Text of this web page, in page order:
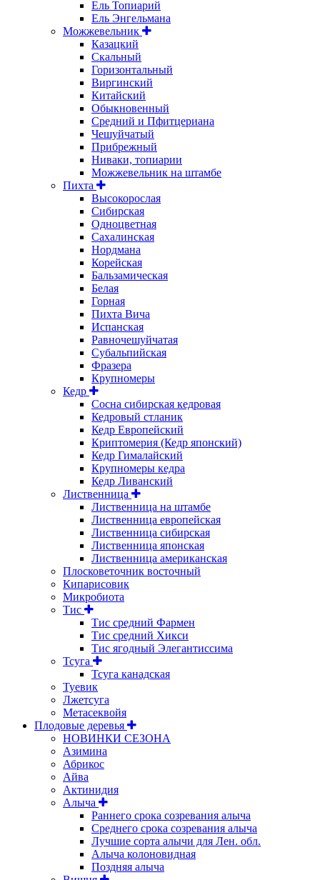
Ель Топиарий
Ель Энгельмана
Можжевельник
Казацкий
Скальный
Горизонтальный
Виргинский
Китайский
Обыкновенный
Средний и Пфитцериана
Чешуйчатый
Прибрежный
Ниваки, топиарии
Можжевельник на штамбе
Пихта
Высокорослая
Сибирская
Одноцветная
Сахалинская
Нордмана
Корейская
Бальзамическая
Белая
Горная
Пихта Вича
Испанская
Равночешуйчатая
Субальпийская
Фразера
Крупномеры
Кедр
Сосна сибирская кедровая
Кедровый стланик
Кедр Европейский
Криптомерия (Кедр японский)
Кедр Гималайский
Крупномеры кедра
Кедр Ливанский
Лиственница
Лиственница на штамбе
Лиственница европейская
Лиственница сибирская
Лиственница японская
Лиственница американская
Плосковеточник восточный
Кипарисовик
Микробиота
Тис
Тис средний Фармен
Тис средний Хикси
Тис ягодный Элегантиссима
Тсуга
Тсуга канадская
Туевик
Лжетсуга
Метасеквойя
Плодовые деревья
НОВИНКИ СЕЗОНА
Азимина
Абрикос
Айва
Актинидия
Алыча
Раннего срока созревания алыча
Среднего срока созревания алыча
Лучшие сорта алычи для Лен. обл.
Алыча колоновидная
Поздняя алыча